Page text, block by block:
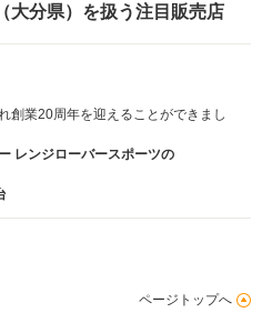
大分県）を扱う注目販売店
創業20周年を迎えることができまし
レンジローバースポーツの
ページトップへ